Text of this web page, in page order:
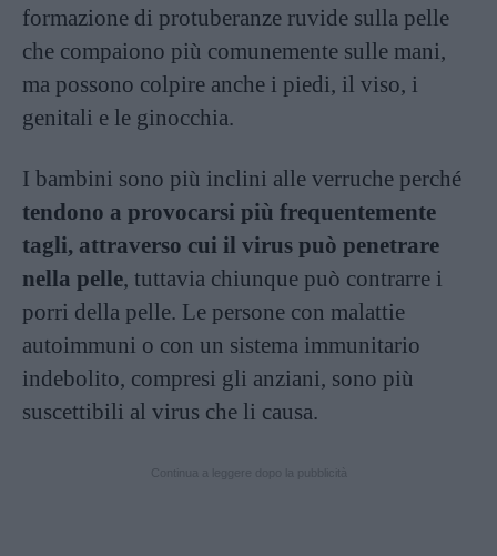
formazione di protuberanze ruvide sulla pelle
che compaiono più comunemente sulle mani,
ma possono colpire anche i piedi, il viso, i
genitali e le ginocchia.
I bambini sono più inclini alle verruche perché
tendono a provocarsi più frequentemente
tagli, attraverso cui il virus può penetrare
nella pelle, tuttavia chiunque può contrarre i
porri della pelle. Le persone con malattie
autoimmuni o con un sistema immunitario
indebolito, compresi gli anziani, sono più
suscettibili al virus che li causa.